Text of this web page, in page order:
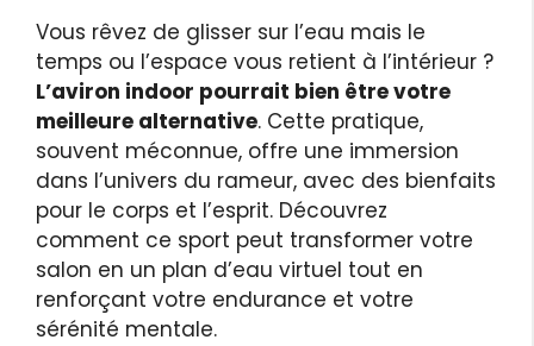
Vous rêvez de glisser sur l’eau mais le
temps ou l’espace vous retient à l’intérieur ?
L’aviron indoor pourrait bien être votre
meilleure alternative. Cette pratique,
souvent méconnue, offre une immersion
dans l’univers du rameur, avec des bienfaits
pour le corps et l’esprit. Découvrez
comment ce sport peut transformer votre
salon en un plan d’eau virtuel tout en
renforçant votre endurance et votre
sérénité mentale.